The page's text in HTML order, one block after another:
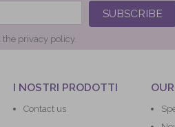
SUBSCRIBE
the privacy policy.
I NOSTRI PRODOTTI
Contact us